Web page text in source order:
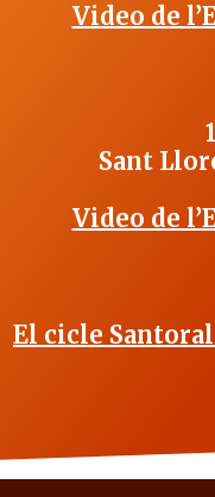
Video de
Sant
Video de
El cicle